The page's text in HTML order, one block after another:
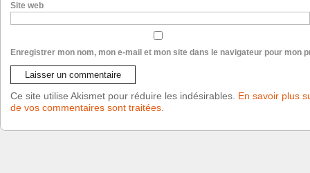
Site web
Enregistrer mon nom, mon e-mail et mon site dans le navigateur pour mon
Ce site utilise Akismet pour réduire les indésirables. En savoir plus
de vos commentaires sont traitées.